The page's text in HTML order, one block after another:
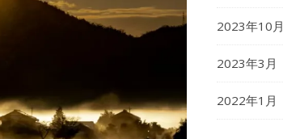
2023年10月
2023年3月
2022年1月